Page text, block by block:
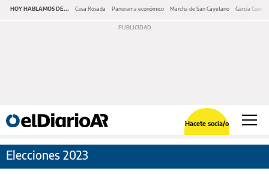
HOY HABLAMOS DE... Casa Rosada Panorama económico Marcha de San Cayetano García Cuerva
Hacete socia/o
Elecciones 2023